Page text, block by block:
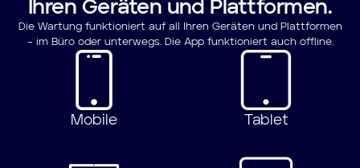
Ihren Geräten und Plattformen.
Die Wartung funktioniert auf all Ihren Geräten und Plattformen
– im Büro oder unterwegs. Die App funktioniert auch offline.
Mobile Tablet